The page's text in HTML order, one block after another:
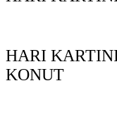
HARI
KONUT